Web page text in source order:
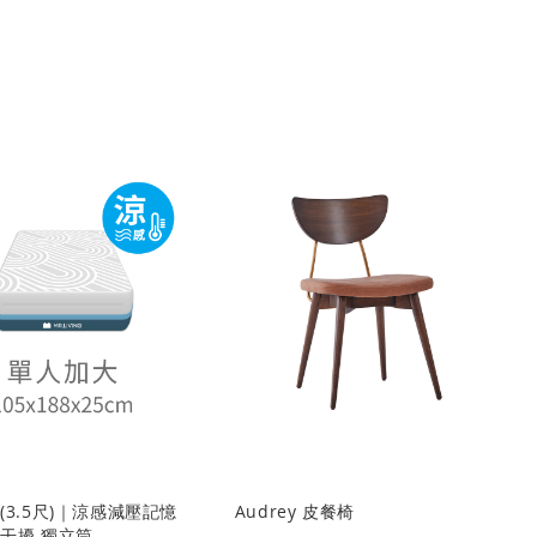
尺)｜涼感減壓記憶
Audrey 皮餐椅